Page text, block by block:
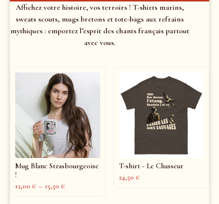
Affichez votre histoire, vos terroirs ! T-shirts marins,
sweats scouts, mugs bretons et tote-bags aux refrains
mythiques : emportez l’esprit des chants français partout
avec vous.
Mug Blanc Strasbourgeoise
!
12,00 € – 15,50 €
T-shirt - Le Chasseur
24,50 €